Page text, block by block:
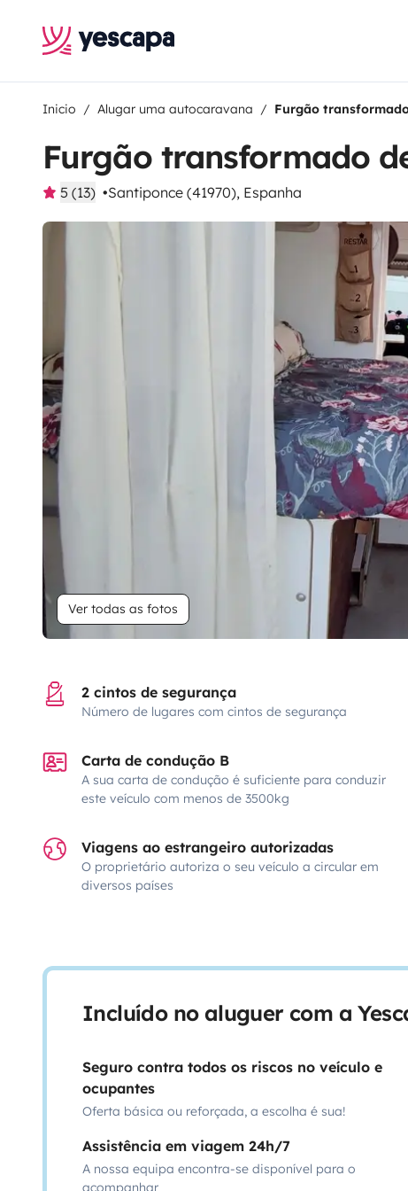
Inicio Alugar uma autocaravana Furgão
Furgão transformado
5 (13) Santiponce (41970), Espanha
Ver todas as fotos
2 cintos de segurança
Número de lugares com cintos de segurança
Carta de condução B
A sua carta de condução é suficiente para conduzir
este veículo com menos de 3500kg
Viagens ao estrangeiro autorizadas
O proprietário autoriza o seu veículo a circular em
diversos países
Incluído no aluguer com a
Seguro contra todos os riscos no veículo e
ocupantes
Oferta básica ou reforçada, a escolha é sua!
Assistência em viagem 24h/7
A nossa equipa encontra-se disponível para o
acompanhar